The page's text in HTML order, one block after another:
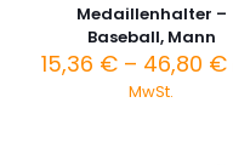
Medaillenhalter –
Baseball, Mann
15,36 € – 46,80 €
MwSt.